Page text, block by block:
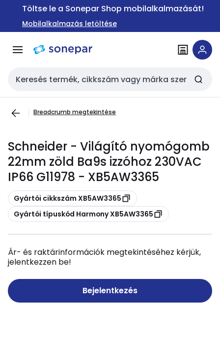
Ugrás a
Ugrás a
tartalomra
Töltse le a Sonepar Shop mobilalkalmazását!
Mobilalkalmazás letöltése
Keresési bemenet
Breadcrumb megtekintése
Schneider - Világító nyomógomb
22mm zöld Ba9s izzóhoz 230VAC
IP66 G11978 - XB5AW3365
Másolás
Gyártói cikkszám XB5AW3365
Másolás
Gyártói típuskód Harmony XB5AW3365
Ár- és raktárinformációk megtekintéséhez kérjük,
jelentkezzen be!
Bejelentkezés